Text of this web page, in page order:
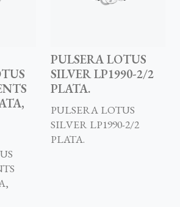
PULSERA LOTUS
SILVER LP1990-2/2
PLATA.
PULSERA LOTUS
SILVER LP1990-2/2
PLATA.